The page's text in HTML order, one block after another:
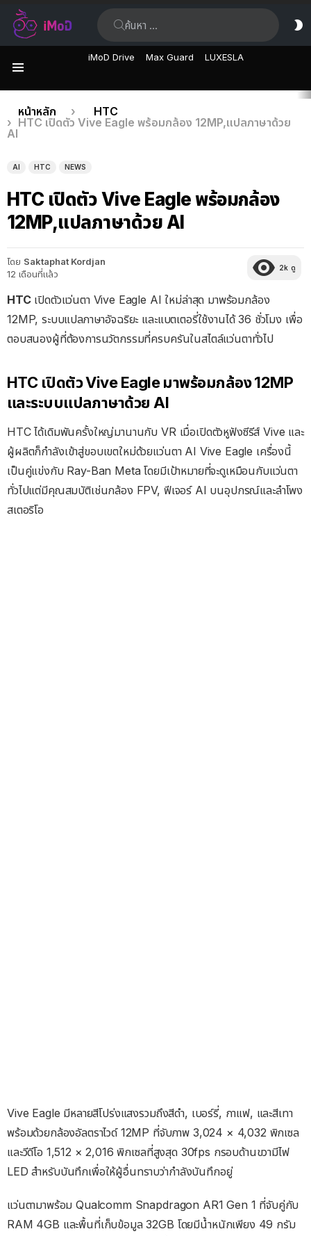
iMoD Drive Max Guard LUXESLA
เรื่อง
ล่าสุด
คุณอยู่ที่นี่:
หน้าหลัก
HTC
HTC เปิดตัว Vive Eagle พร้อมกล้อง 12MP,แปลภาษาด้วย
AI
AI HTC NEWS
HTC เปิดตัว Vive Eagle พร้อมกล้อง
12MP,แปลภาษาด้วย AI
โดย Saktaphat Kordjan
12 เดือนที่แล้ว
2k ดู
HTCเปิดตัวแว่นตา Vive Eagle AI ใหม่ล่าสุด มาพร้อมกล้อง
12MP, ระบบแปลภาษาอัจฉริยะ และแบตเตอรี่ใช้งานได้ 36 ชั่วโมง เพื่อ
ตอบสนองผู้ที่ต้องการนวัตกรรมที่ครบครันในสไตล์แว่นตาทั่วไป
HTC เปิดตัว Vive Eagle มาพร้อมกล้อง 12MP
และระบบแปลภาษาด้วย AI
HTC ได้เดิมพันครั้งใหญ่มานานกับ VR เมื่อเปิดตัวหูฟังซีรีส์ Vive และ
ผู้ผลิตก็กำลังเข้าสู่ขอบเขตใหม่ด้วยแว่นตา AI Vive Eagle เครื่องนี้
เป็นคู่แข่งกับ Ray-Ban Meta โดยมีเป้าหมายที่จะดูเหมือนกับแว่นตา
ทั่วไปแต่มีคุณสมบัติเช่นกล้อง FPV, ฟีเจอร์ AI บนอุปกรณ์และลำโพง
สเตอริโอ
Vive Eagle มีหลายสีโปร่งแสงรวมถึงสีดำ, เบอร์รี่, กาแฟ, และสีเทา
พร้อมด้วยกล้องอัลตราไวด์ 12MP ที่จับภาพ 3,024 × 4,032 พิกเซล
และวีดีโอ 1,512 × 2,016 พิกเซลที่สูงสุด 30fps กรอบด้านขวามีไฟ
LED สำหรับบันทึกเพื่อให้ผู้อื่นทราบว่ากำลังบันทึกอยู่
แว่นตามาพร้อม Qualcomm Snapdragon AR1 Gen 1 ที่จับคู่กับ
RAM 4GB และพื้นที่เก็บข้อมูล 32GB โดยมีน้ำหนักเพียง 49 กรัม